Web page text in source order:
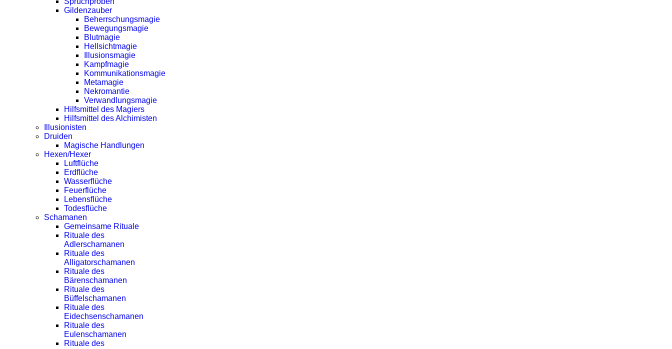
Gildenzauber
Beherrschungsmagie
Bewegungsmagie
Blutmagie
Hellsichtmagie
Illusionsmagie
Kampfmagie
Kommunikationsmagie
Metamagie
Nekromantie
Verwandlungsmagie
Hilfsmittel des Magiers
Hilfsmittel des Alchimisten
Illusionisten
Druiden
Magische Handlungen
Hexen/Hexer
Luftflüche
Erdflüche
Wasserflüche
Feuerflüche
Lebensflüche
Todesflüche
Schamanen
Gemeinsame Rituale
Rituale des
Adlerschamanen
Rituale des
Alligatorschamanen
Rituale des
Bärenschamanen
Rituale des
Büffelschamanen
Rituale des
Eidechsenschamanen
Rituale des
Eulenschamanen
Rituale des